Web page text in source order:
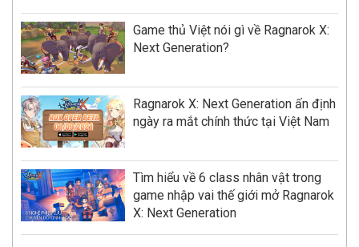
Game thủ Việt nói gì về Ragnarok X:
Next Generation?
Ragnarok X: Next Generation ấn định
ngày ra mắt chính thức tại Việt Nam
Tìm hiểu về 6 class nhân vật trong
game nhập vai thế giới mở Ragnarok
X: Next Generation